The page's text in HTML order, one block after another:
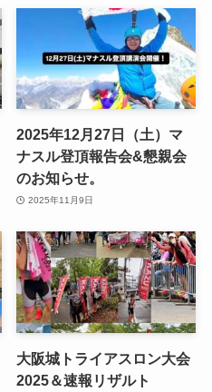
2025年12月27日（土）マ
ナスル登頂報告会&懇親会
のお知らせ。
2025年11月9日
大阪城トライアスロン大会
2025＆速報リザルト